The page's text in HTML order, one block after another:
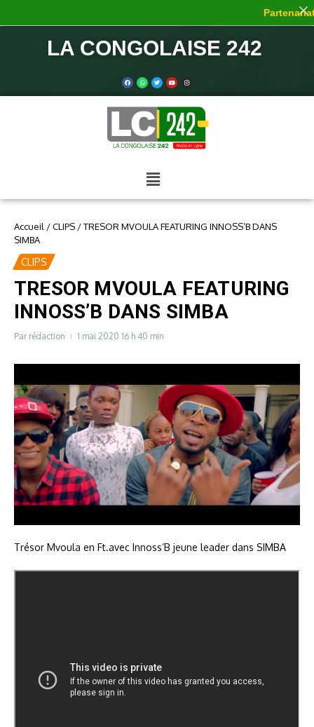
LA CONGOLAISE 242
Accueil /CLIPS /TRESOR MVOULA FEATURING INNOSS’B DANS
SIMBA
CLIPS
TRESOR MVOULA FEATURING
INNOSS’B DANS SIMBA
Par rédaction 1 mai 2020 16 h 40 min
Trésor Mvoula en Ft.avec Innoss’B jeune leader dans SIMBA
Partenariat